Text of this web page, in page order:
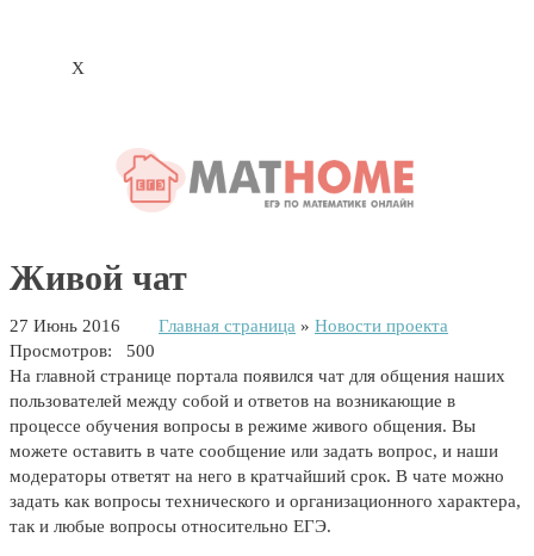
X
Живой чат
27 Июнь 2016 Главная страница » Новости проекта
Просмотров: 500
На главной странице портала появился чат для общения наших
пользователей между собой и ответов на возникающие в
процессе обучения вопросы в режиме живого общения. Вы
можете оставить в чате сообщение или задать вопрос, и наши
модераторы ответят на него в кратчайший срок. В чате можно
задать как вопросы технического и организационного характера,
так и любые вопросы относительно ЕГЭ.